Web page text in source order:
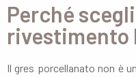
Perché
rivestimento
Il gres porcellanato non è